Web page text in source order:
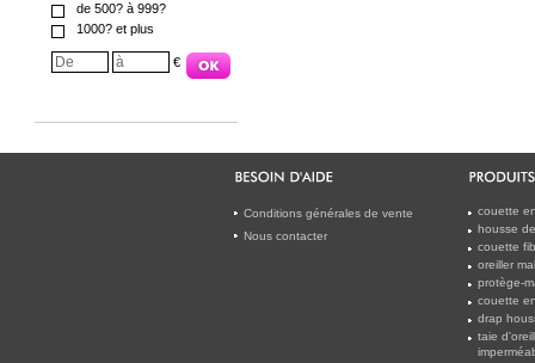
de 500? à 999?
1000? et plus
€
Conditions générales de vente
Nous contacter
couette
housse
couette
oreiller
protège-
couette
drap
taie